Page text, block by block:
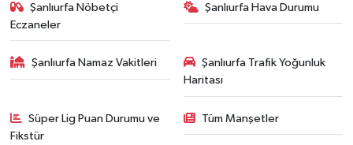
Şanlıurfa Nöbetçi
Eczaneler
Şanlıurfa Hava Durumu
Şanlıurfa Namaz Vakitleri
Şanlıurfa Trafik Yoğunluk
Haritası
Süper Lig Puan Durumu ve
Fikstür
Tüm Manşetler